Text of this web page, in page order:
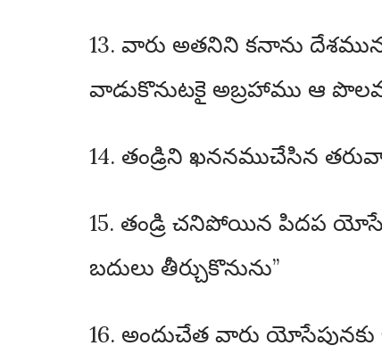
13. వారు అతనిని కనాను
వాడుకొనుటకై అబ్రహాము ఆ
14. తండ్రిని ఖననముచేసిన
15. తండ్రి చనిపోయిన పిదప
బదులు తీర్చుకొనును”
16. అందుచేత వారు యోసేపునకు